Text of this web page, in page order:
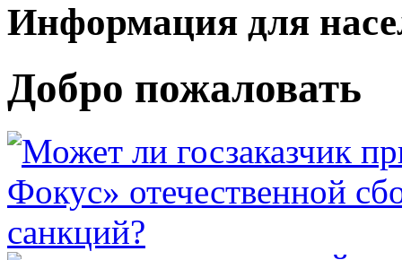
Информация для
Добро пожаловать